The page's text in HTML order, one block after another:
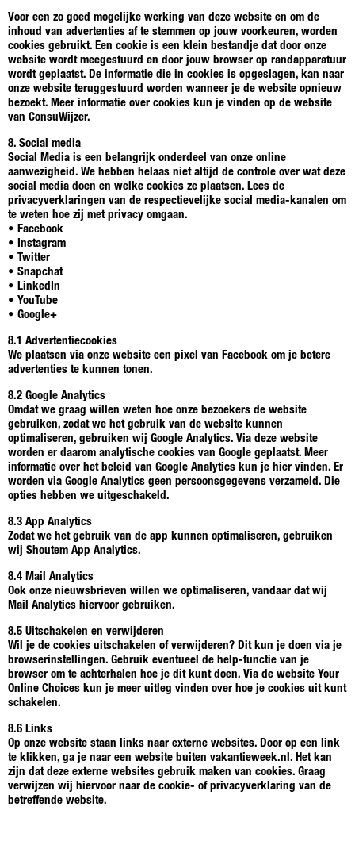
Voor een zo goed mogelijke werking van deze website en om de
inhoud van advertenties af te stemmen op jouw voorkeuren, worden
cookies gebruikt. Een cookie is een klein bestandje dat door onze
website wordt meegestuurd en door jouw browser op randapparatuur
wordt geplaatst. De informatie die in cookies is opgeslagen, kan naar
onze website teruggestuurd worden wanneer je de website opnieuw
bezoekt. Meer informatie over cookies kun je vinden op de website
van ConsuWijzer.
8. Social media
Social Media is een belangrijk onderdeel van onze online
aanwezigheid. We hebben helaas niet altijd de controle over wat deze
social media doen en welke cookies ze plaatsen. Lees de
privacyverklaringen van de respectievelijke social media-kanalen om
te weten hoe zij met privacy omgaan.
• Facebook
• Instagram
• Twitter
• Snapchat
• LinkedIn
• YouTube
• Google+
8.1 Advertentiecookies
We plaatsen via onze website een pixel van Facebook om je betere
advertenties te kunnen tonen.
8.2 Google Analytics
Omdat we graag willen weten hoe onze bezoekers de website
gebruiken, zodat we het gebruik van de website kunnen
optimaliseren, gebruiken wij Google Analytics. Via deze website
worden er daarom analytische cookies van Google geplaatst. Meer
informatie over het beleid van Google Analytics kun je hier vinden. Er
worden via Google Analytics geen persoonsgegevens verzameld. Die
opties hebben we uitgeschakeld.
8.3 App Analytics
Zodat we het gebruik van de app kunnen optimaliseren, gebruiken
wij Shoutem App Analytics.
8.4 Mail Analytics
Ook onze nieuwsbrieven willen we optimaliseren, vandaar dat wij
Mail Analytics hiervoor gebruiken.
8.5 Uitschakelen en verwijderen
Wil je de cookies uitschakelen of verwijderen? Dit kun je doen via je
browserinstellingen. Gebruik eventueel de help-functie van je
browser om te achterhalen hoe je dit kunt doen. Via de website Your
Online Choices kun je meer uitleg vinden over hoe je cookies uit kunt
schakelen.
8.6 Links
Op onze website staan links naar externe websites. Door op een link
te klikken, ga je naar een website buiten vakantieweek.nl. Het kan
zijn dat deze externe websites gebruik maken van cookies. Graag
verwijzen wij hiervoor naar de cookie- of privacyverklaring van de
betreffende website.